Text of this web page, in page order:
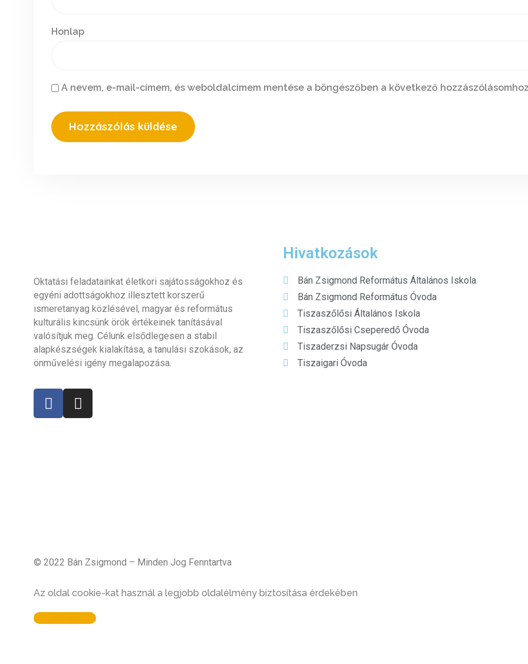
Honlap
A nevem, e-mail-címem, és weboldalcímem mentése a böngészőben a következő
Oktatási feladatainkat életkori sajátosságokhoz és
egyéni adottságokhoz illesztett korszerű
ismeretanyag közlésével, magyar és református
kulturális kincsünk örök értékeinek tanításával
valósítjuk meg. Célunk elsődlegesen a stabil
alapkészségek kialakítása, a tanulási szokások, az
önművelési igény megalapozása.
Hivatkozások
Bán Zsigmond Református Általános Iskola
Bán Zsigmond Református Óvoda
Tiszaszőlősi Általános Iskola
Tiszaszőlősi Cseperedő Óvoda
Tiszaderzsi Napsugár Óvoda
Tiszaigari Óvoda
© 2022 Bán Zsigmond – Minden Jog Fenntartva
Az oldal cookie-kat használ a legjobb oldalélmény biztosítása érdekében
Megértettem